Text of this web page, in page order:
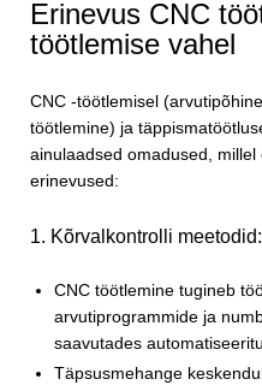
Erinevus CNC
töötlemise vahel
CNC -töötlemisel
töötlemine) ja
ainulaadsed omadused,
erinevused:
1. Kõrvalkontrolli meetodid:
CNC töötlemine tugineb
arvutiprogrammide ja
saavutades
Täpsusmehange